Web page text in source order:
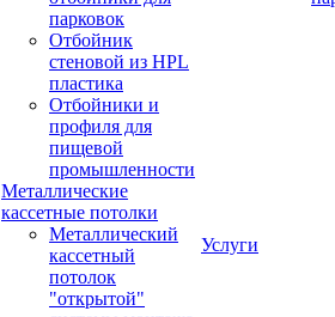
парковок
Отбойник
стеновой из HPL
пластика
Отбойники и
профиля для
пищевой
промышленности
Металлические
кассетные потолки
Металлический
кассетный
потолок
"открытой"
Услуги